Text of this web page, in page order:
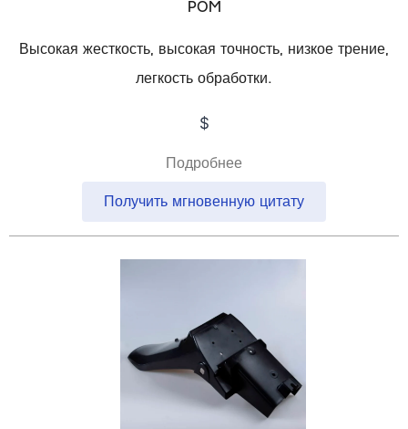
POM
Высокая жесткость, высокая точность, низкое трение,
легкость обработки.
$
Подробнее
Получить мгновенную цитату